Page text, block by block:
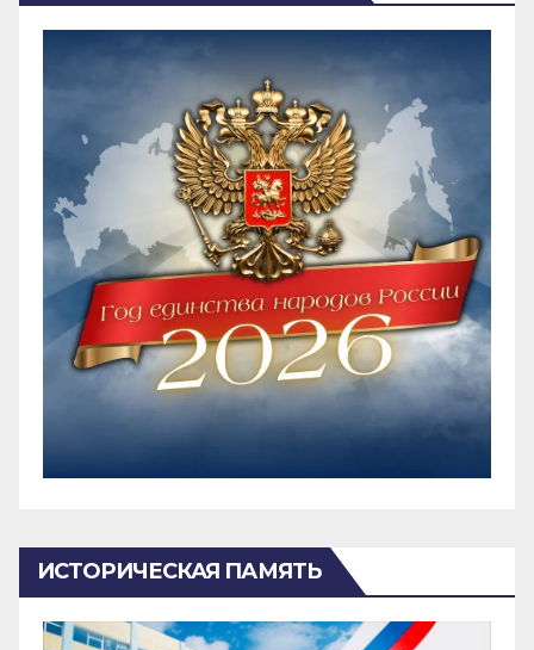
ИСТОРИЧЕСКАЯ ПАМЯТЬ